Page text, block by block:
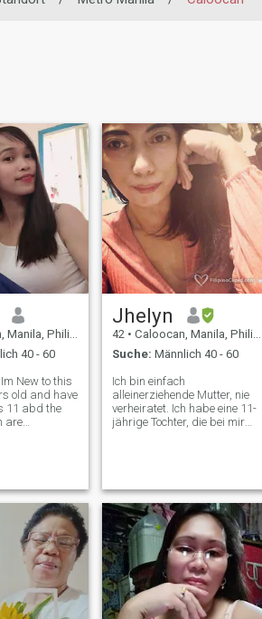
Philippinen
40 - 60
New to this
old and have
11 abd the
are
an
the phil
Jhelyn
42 • Caloocan, Manila, Philippinen
Suche: Männlich 40 - 60
Ich bin einfach
alleinerziehende Mutter, nie
verheiratet. Ich habe eine 11-
jährige Tochter, die bei mir
arbeite als Callcenter-Agent
und arbeite in einer
Friedhofschicht. Ich habe eine
positive Perspektive im Sinn.
Ich bin treu, respektvoll,
ehrlich, stelle die Familie
immer vor allem anderen,
fürchtete Gott, obwohl ich
nicht immer in die Kirche
gehe, meine Verbindung zu